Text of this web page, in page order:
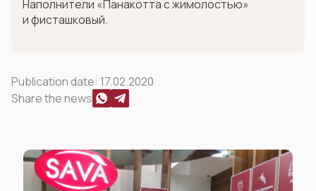
Наполнители «Панакотта с жимолостью»
и фисташковый.
Publication date: 17.02.2020
Share the news